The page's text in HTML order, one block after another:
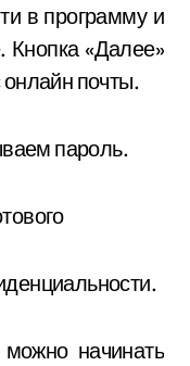
в программу и
Кнопка «Далее»
почты.
пароль.
начинать